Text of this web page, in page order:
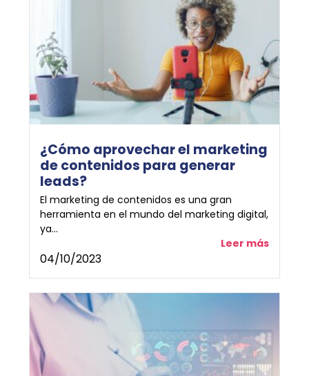
¿Cómo aprovechar el marketing
de contenidos para generar
leads?
El marketing de contenidos es una gran
herramienta en el mundo del marketing digital,
ya...
Leer más
04/10/2023